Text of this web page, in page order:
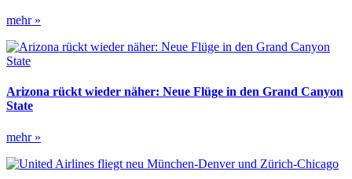
United
fliegt
ab
2023
nonstop
Berlin
nach
Washington,
mehr »
Arizona rückt wieder näher: Neue Flüge in den Grand Canyon
State
Arizona
wieder
mehr »